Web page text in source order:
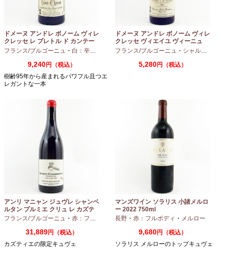
ドメーヌ アンドレ ボノーム ヴィレ
クレッセ レ プレトル ド カンテー
ヌ 2023 750ml
フランス/ブルゴーニュ ・ 白：辛口 シャルドネ
9,240円（税込）
樹齢95年から産まれるパワフル且つエ
レガントな一本
ドメーヌ アンドレ ボノーム ヴィレ
クレッセ ヴィエイユ ヴィーニュ
2024 750ml
フランス/ブルゴーニュ ・ シャルドネ
5,280円（税込）
アンリ マニャン ジュヴレ シャンベ
ルタン プルミエ クリュ レ カズテ
ィエ エルバージュ 24 モワ 2023
フランス/ブルゴーニュ ・ 赤：フルボディ ・ピノノワール
31,889円（税込）
カズティエの限定キュヴェ
マンズワイン ソラリス 小諸メルロ
ー 2022 750ml
長野 ・ 赤：フルボディ ・ メルロー
9,680円（税込）
ソラリス メルローのトップキュヴェ